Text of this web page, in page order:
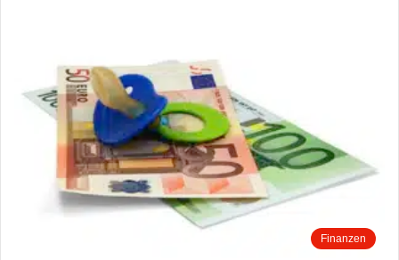
Finanzen